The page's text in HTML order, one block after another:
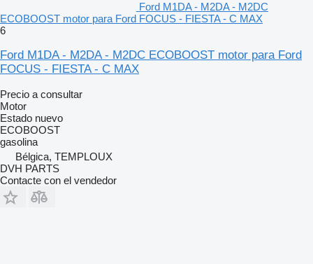
Ford M1DA - M2DA - M2DC
ECOBOOST motor para Ford FOCUS - FIESTA - C MAX
6
Ford M1DA - M2DA - M2DC ECOBOOST motor para Ford
FOCUS - FIESTA - C MAX
Precio a consultar
Motor
Estado nuevo
ECOBOOST
gasolina
Bélgica, TEMPLOUX
DVH PARTS
Contacte con el vendedor